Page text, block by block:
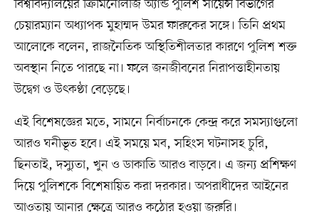
বিশ্ববিদ্যালয়ের ক্রিমিনোলজি অ্যান্ড পুলিশ সায়েন্স বিভাগের
চেয়ারম্যান অধ্যাপক মুহাম্মদ উমর ফারুকের সঙ্গে। তিনি প্রথম
আলোকে বলেন, রাজনৈতিক অস্থিতিশীলতার কারণে পুলিশ শক্ত
অবস্থান নিতে পারছে না। ফলে জনজীবনের নিরাপত্তাহীনতায়
উদ্বেগ ও উৎকণ্ঠা বেড়েছে।
এই বিশেষজ্ঞের মতে, সামনে নির্বাচনকে কেন্দ্র করে সমস্যাগুলো
আরও ঘনীভূত হবে। এই সময়ে মব, সহিংস ঘটনাসহ চুরি,
ছিনতাই, দস্যুতা, খুন ও ডাকাতি আরও বাড়বে। এ জন্য প্রশিক্ষণ
দিয়ে পুলিশকে বিশেষায়িত করা দরকার। অপরাধীদের আইনের
আওতায় আনার ক্ষেত্রে আরও কঠোর হওয়া জরুরি।